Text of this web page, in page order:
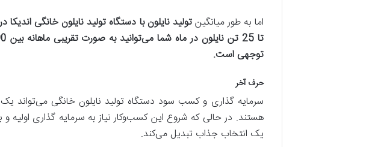
اما به طور میانگینتولید نایلون با دستگاه تولید نایلون خانگی اندیکا
توجهی است.
حرف آخر
سرمایه گذاری و کسب سود دستگاه تولید نایلون خانگی می‌تواند یک
هستند. در حالی که شروع این کسب‌وکار نیاز به سرمایه گذاری اولیه و
یک انتخاب جذاب تبدیل می‌کند.